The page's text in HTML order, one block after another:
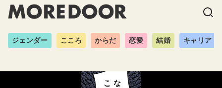
ジェンダー こころ からだ 恋愛 結婚 キャリア